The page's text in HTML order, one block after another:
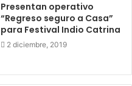
Presentan operativo
“Regreso seguro a Casa”
para Festival Indio Catrina
2 diciembre, 2019